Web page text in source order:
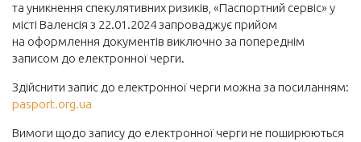
та уникнення спекулятивних ризиків, «Паспортний сервіс» у
місті Валенсія з 22.01.2024 запроваджує прийом
на оформлення документів виключно за попереднім
записом до електронної черги.
Здійснити запис до електронної черги можна за посиланням:
pasport.org.ua
Вимоги щодо запису до електронної черги не поширюються